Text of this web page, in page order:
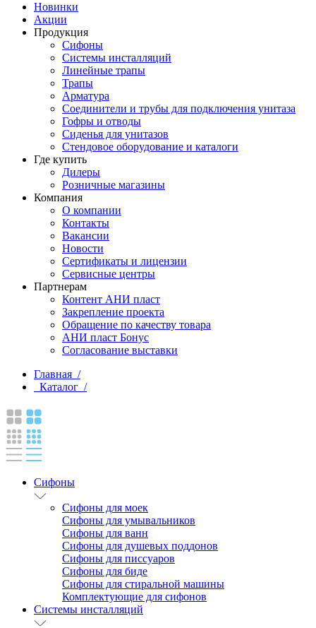
Новинки
Акции
Продукция
Сифоны
Системы инсталляций
Линейные трапы
Трапы
Арматура
Соединители и трубы для подключения унитаза
Гофры и отводы
Сиденья для унитазов
Стендовое оборудование и каталоги
Где купить
Дилеры
Розничные магазины
Компания
О компании
Контакты
Вакансии
Новости
Сертификаты и лицензии
Сервисные центры
Партнерам
Контент АНИ пласт
Закрепление проекта
Обращение по качеству товара
АНИ пласт Бонус
Согласование выставки
Главная /
Каталог /
Сифоны
Сифоны для моек
Сифоны для умывальников
Сифоны для ванн
Сифоны для душевых поддонов
Сифоны для писсуаров
Сифоны для биде
Сифоны для стиральной машины
Комплектующие для сифонов
Системы инсталляций